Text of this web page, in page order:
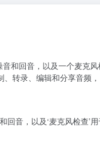
和回音，以及一个麦克
转录、编辑和分享音频
音，以及‘麦克风检查’